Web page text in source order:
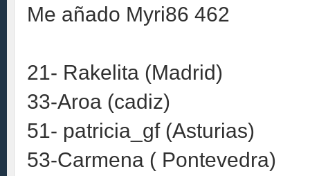
Me añado Myri86 462
21- Rakelita (Madrid)
33-Aroa (cadiz)
51- patricia_gf (Asturias)
53-Carmena ( Pontevedra)